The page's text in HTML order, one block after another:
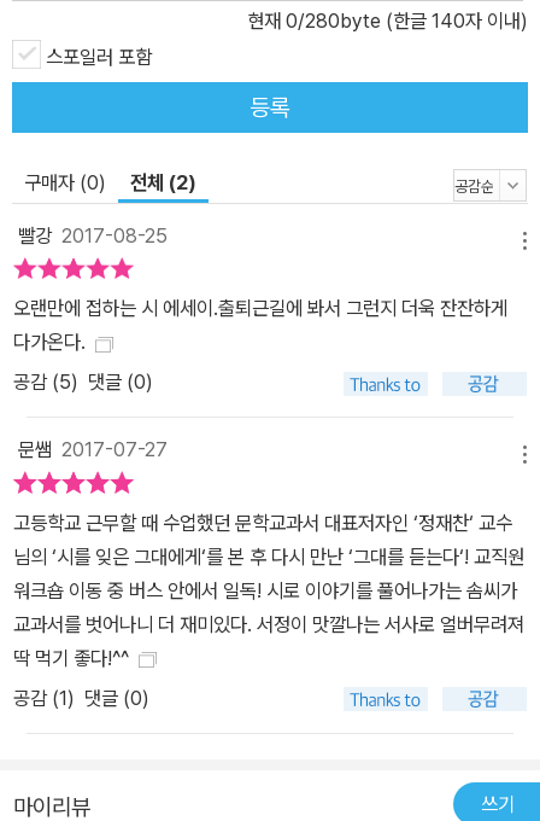
다. 사람에 대한 사랑이 있다. 그래서 시는 아무것도 아닌 것 같지만
힘이 세다. 그동안 파편화된 개인은 거대한 세상의 벽에서 홀로 아파
하고 죽어 갔다. 이 책은 이제 각자도생을 버리고 함께 삶을, 어려운
현실을 노래하자고 손을 잡아끈다. ‘시로’ 세상을 향해 걸어가 보자.
면 싶다. 총은 꽃을 이기지 못한다. 총이 이기면 사람이 죽는다. 더 큰
횡포에 맞서는 것은 늘 여성, 아이, 장애다. 아픈 자만이 아픔을 안다.
작은 것이 큰 것을 고치고, 부드러운 것이 강한 것을 이긴다. 그러므로
꽃이 총을 이긴다. 그리고 그런 꽃을 시는 닮고자 한다. 시는 지배 언
어의 자기도취를 일깨우는 변방의 언어이기 때문이다. - <총, 꽃, 시>
중에서 3. 시, 몽상과 묵상 ― 험한 세상에 우리 모두 시인이 되어 사
람은 사람에게 상처 주고 상처받으며 살아간다. 지우고 싶었던, 거의
잊힌 듯싶었던, 앙금처럼 가라앉은 지난 기억들. 잊었다고 생각한 것
들도 어쩌다 한번 휘저으면 흙탕물처럼 일어난다. 그래도 인생은 뒤
를 돌아보고 후회하기보다 매번 다시 시작해야 한다. 그러려면 내 잘
못도 바로 보고, 나만 그런 게 아니라는 것도 알아주어야 한다. 위로와
소통, 한데 두기 쉽지 않은 단어지만 그것을 시가 할 수 있다고 믿는
다. 이 책에는 시를 통한 ‘몽상’과 ‘묵상’이 고루 녹아 있다. 몽상은 경
쾌하며, 발산적이고 원심력을 지니기에 미지의 세계를 찾아 나선다.
묵상은 심오하며, 수렴적이고 구심력을 지니기에 내적 성찰에 제격이
고 신음하다 침묵을 깨고 마침내 그들이 하고 싶었던 이야기를 대신
현재 0/280byte (한글 140자 이내)
스포일러 포함
등록
구매자 (0) 전체 (2)
빨강2017-08-25
오랜만에 접하는 시 에세이.출퇴근길에 봐서 그런지 더욱 잔잔하게
다가온다.
공감 (5) 댓글 (0)
문쌤 2017-07-27
고등학교 근무할 때 수업했던 문학교과서 대표저자인 ‘정재찬‘ 교수
님의 ‘시를 잊은 그대에게‘를 본 후 다시 만난 ‘그대를 듣는다‘! 교직원
워크숍 이동 중 버스 안에서 일독! 시로 이야기를 풀어나가는 솜씨가
교과서를 벗어나니 더 재미있다. 서정이 맛깔나는 서사로 얼버무려져
딱 먹기 좋다!^^
공감 (1) 댓글 (0)
마이리뷰 쓰기